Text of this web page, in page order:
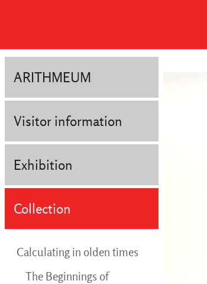
ARITHMEUM
Visitor information
Exhibition
Collection
Calculating in olden times
The Beginnings of